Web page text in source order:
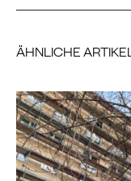
ÄHNLICHE ARTIKEL